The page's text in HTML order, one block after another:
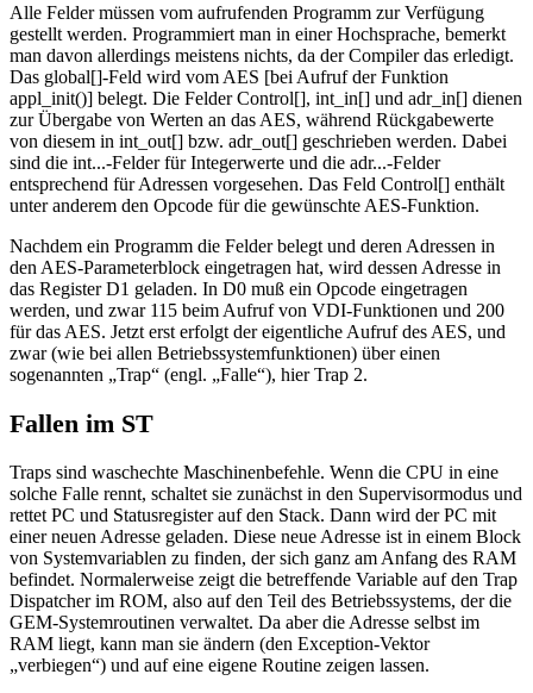
Alle Felder müssen vom aufrufenden Programm zur Verfügung
gestellt werden. Programmiert man in einer Hochsprache, bemerkt
man davon allerdings meistens nichts, da der Compiler das erledigt.
Das global[]-Feld wird vom AES [bei Aufruf der Funktion
appl_init()] belegt. Die Felder Control[], int_in[] und adr_in[] dienen
zur Übergabe von Werten an das AES, während Rückgabewerte
von diesem in int_out[] bzw. adr_out[] geschrieben werden. Dabei
sind die int...-Felder für Integerwerte und die adr...-Felder
entsprechend für Adressen vorgesehen. Das Feld Control[] enthält
unter anderem den Opcode für die gewünschte AES-Funktion.
Nachdem ein Programm die Felder belegt und deren Adressen in
den AES-Parameterblock eingetragen hat, wird dessen Adresse in
das Register D1 geladen. In D0 muß ein Opcode eingetragen
werden, und zwar 115 beim Aufruf von VDI-Funktionen und 200
für das AES. Jetzt erst erfolgt der eigentliche Aufruf des AES, und
zwar (wie bei allen Betriebssystemfunktionen) über einen
sogenannten „Trap“ (engl. „Falle“), hier Trap 2.
Fallen im ST
Traps sind waschechte Maschinenbefehle. Wenn die CPU in eine
solche Falle rennt, schaltet sie zunächst in den Supervisormodus und
rettet PC und Statusregister auf den Stack. Dann wird der PC mit
einer neuen Adresse geladen. Diese neue Adresse ist in einem Block
von Systemvariablen zu finden, der sich ganz am Anfang des RAM
befindet. Normalerweise zeigt die betreffende Variable auf den Trap
Dispatcher im ROM, also auf den Teil des Betriebssystems, der die
GEM-Systemroutinen verwaltet. Da aber die Adresse selbst im
RAM liegt, kann man sie ändern (den Exception-Vektor
„verbiegen“) und auf eine eigene Routine zeigen lassen.